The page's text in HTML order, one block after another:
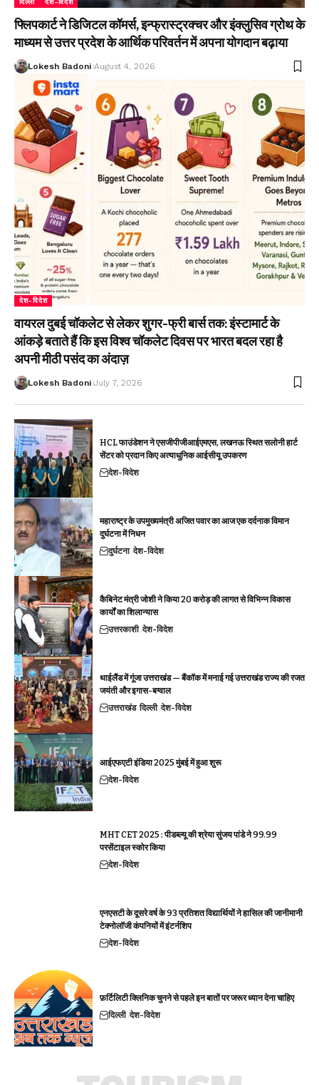
दिल्ली देश-विदेश
फ्लिपकार्ट ने डिजिटल कॉमर्स, इन्फ्रास्ट्रक्चर और इंक्लुसिव ग्रोथ के
माध्यम से उत्तर प्रदेश के आर्थिक परिवर्तन में अपना योगदान बढ़ाया
Lokesh Badoni August 4, 2026
देश-विदेश
वायरल दुबई चॉकलेट से लेकर शुगर-फ्री बार्स तक: इंस्टामार्ट के
आंकड़े बताते हैं कि इस विश्व चॉकलेट दिवस पर भारत बदल रहा है
अपनी मीठी पसंद का अंदाज़
Lokesh Badoni July 7, 2026
HCL फाउंडेशन ने एसजीपीजीआईएमएस, लखनऊ स्थित सलोनी हार्ट
सेंटर को प्रदान किए अत्याधुनिक आईसीयू उपकरण
देश-विदेश
महाराष्ट्र के उपमुख्यमंत्री अजित पवार का आज एक दर्दनाक विमान
दुर्घटना में निधन
दुर्घटना देश-विदेश
कैबिनेट मंत्री जोशी ने किया 20 करोड़ की लागत से विभिन्न विकास
कार्यों का शिलान्यास
उत्तरकाशी देश-विदेश
थाईलैंड में गूंजा उत्तराखंड — बैंकॉक में मनाई गई उत्तराखंड राज्य की रजत
जयंती और इगास-बग्वाल
उत्तराखंड दिल्ली देश-विदेश
आईएफएटी इंडिया 2025 मुंबई में हुआ शुरू
देश-विदेश
MHT CET 2025 : पीडब्ल्यू की श्रेया सुंजय पांडे ने 99.99
परसेंटाइल स्कोर किया
देश-विदेश
एनएसटी के दूसरे वर्ष के 93 प्रतिशत विद्यार्थियों ने हासिल की जानीमानी
टेक्नोलॉजी कंपनियों में इंटर्नशिप
देश-विदेश
फ़र्टिलिटी क्लिनिक चुनने से पहले इन बातों पर जरूर ध्यान देना चाहिए
दिल्ली देश-विदेश